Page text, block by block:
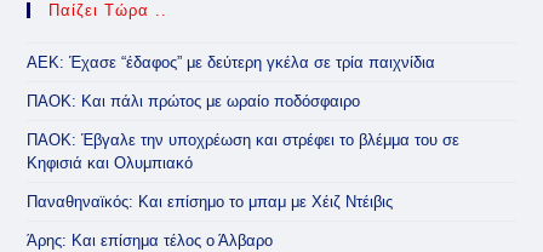
Παίζει Τώρα ..
ΑΕΚ: Έχασε “έδαφος” με δεύτερη γκέλα σε τρία παιχνίδια
ΠΑΟΚ: Και πάλι πρώτος με ωραίο ποδόσφαιρο
ΠΑΟΚ: Έβγαλε την υποχρέωση και στρέφει το βλέμμα του σε
Κηφισιά και Ολυμπιακό
Παναθηναϊκός: Και επίσημο το μπαμ με Χέιζ Ντέιβις
Άρης: Και επίσημα τέλος ο Άλβαρο